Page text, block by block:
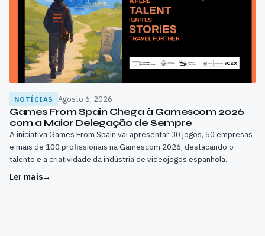
NOTÍCIAS Agosto 6, 2026
Games From Spain Chega à Gamescom 2026
com a Maior Delegação de Sempre
A iniciativa Games From Spain vai apresentar 30 jogos, 50 empresas
e mais de 100 profissionais na Gamescom 2026, destacando o
talento e a criatividade da indústria de videojogos espanhola.
Ler mais→